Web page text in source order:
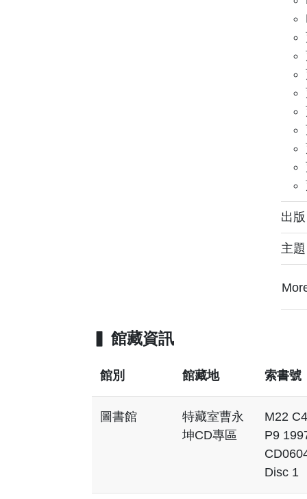
出
主
館藏資訊
館別 館藏地 索書號
圖書館
特藏室曹永
坤CD專區
M22
P9
Disc 1